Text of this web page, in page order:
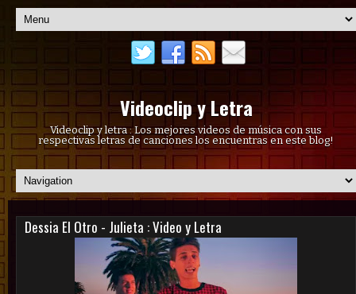
Videoclip y Letra
Videoclip y letra : Los mejores videos de música con sus
respectivas letras de canciones los encuentras en este blog!
Dessia El Otro - Julieta : Video y Letra